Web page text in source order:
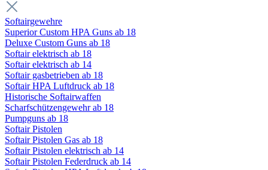
Softairgewehre
Superior Custom HPA Guns ab 18
Deluxe Custom Guns ab 18
Softair elektrisch ab 18
Softair elektrisch ab 14
Softair gasbetrieben ab 18
Softair HPA Luftdruck ab 18
Historische Softairwaffen
Scharfschützengewehr ab 18
Pumpguns ab 18
Softair Pistolen
Softair Pistolen Gas ab 18
Softair Pistolen elektrisch ab 14
Softair Pistolen Federdruck ab 14